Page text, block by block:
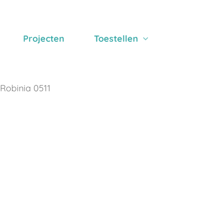
Projecten Toestellen
Robinia 0511